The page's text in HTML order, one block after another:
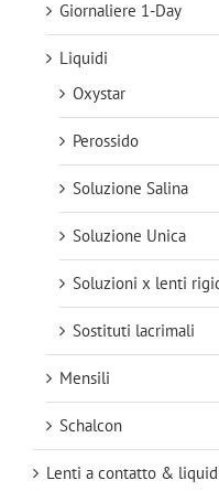
Giornaliere 1-Day
Liquidi
Oxystar
Perossido
Soluzione Salina
Soluzione Unica
Soluzioni x lenti
Sostituti lacrimali
Mensili
Schalcon
Lenti a contatto &